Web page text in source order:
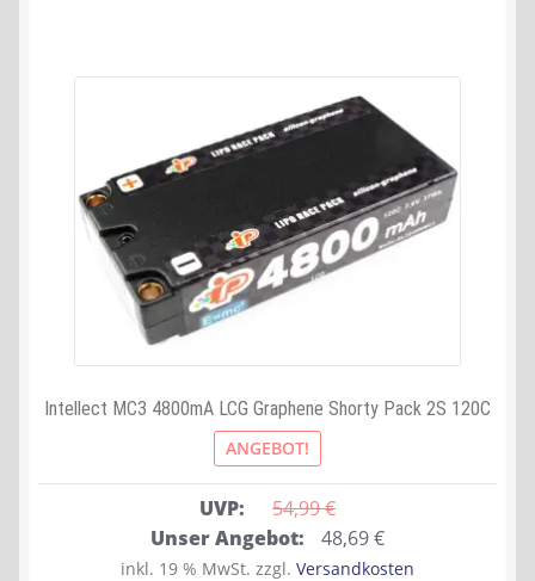
Intellect MC3 4800mA LCG Graphene Shorty Pack 2S 120C
ANGEBOT!
UVP: 54,99 €
Ursprünglicher
Preis
Unser Angebot: 48,69€Aktueller
Preis
inkl. 19 % MwSt. zzgl. Versandkosten